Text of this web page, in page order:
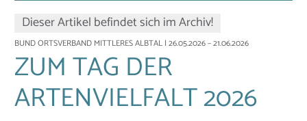
Dieser Artikel befindet sich im Archiv!
BUND ORTSVERBAND MITTLERES ALBTAL | 26.05.2026 – 21.06.2026
ZUM TAG DER
ARTENVIELFALT 2026